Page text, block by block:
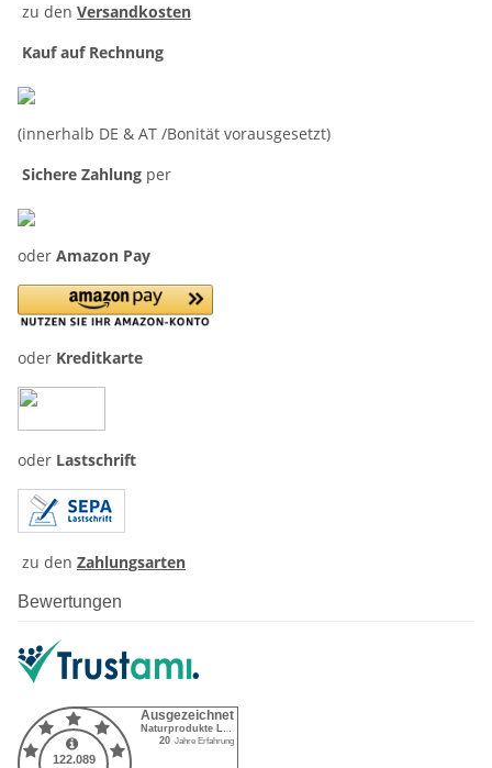
zu den Versandkosten
Kauf auf Rechnung
(innerhalb DE & AT /Bonität vorausgesetzt)
Sichere Zahlung per
oder Amazon Pay
oder Kreditkarte
oder Lastschrift
zu den Zahlungsarten
Bewertungen